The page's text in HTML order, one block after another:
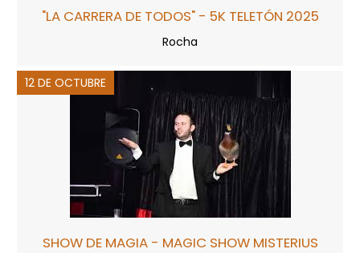
"LA CARRERA DE TODOS" - 5K TELETÓN 2025
Rocha
12 DE OCTUBRE
SHOW DE MAGIA - MAGIC SHOW MISTERIUS